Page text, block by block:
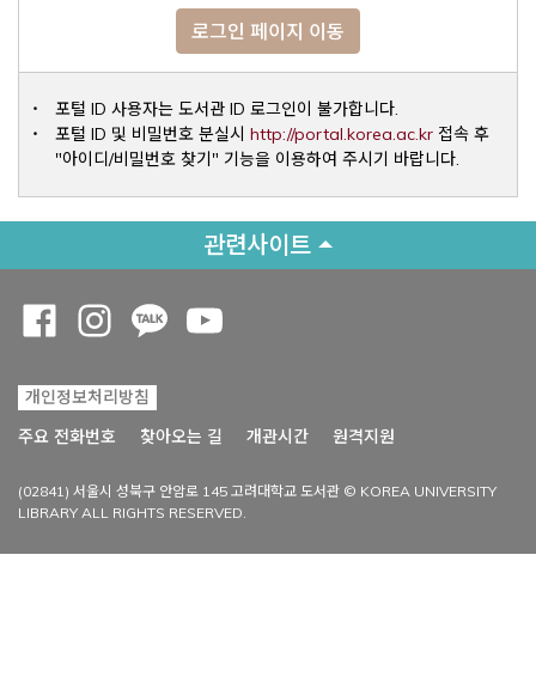
로그인 페이지 이동
포털 ID 사용자는 도서관 ID 로그인이 불가합니다.
포털 ID 및 비밀번호 분실시 http://portal.korea.ac.krOpens a
접속 후
"아이디/비밀번호 찾기" 기능을 이용하여 주시기 바랍니다.
관련사이트
개인정보처리방침
주요 전화번호
찾아오는 길 개관시간 원격지원
(02841) 서울시 성북구 안암로 145 고려대학교 도서관 © KOREA UNIVERSITY
LIBRARY ALL RIGHTS RESERVED.
Opens a new window
Opens a new window
Opens a new window